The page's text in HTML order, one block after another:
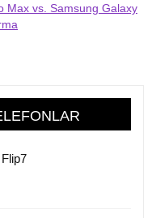
Max vs. Samsung Galaxy